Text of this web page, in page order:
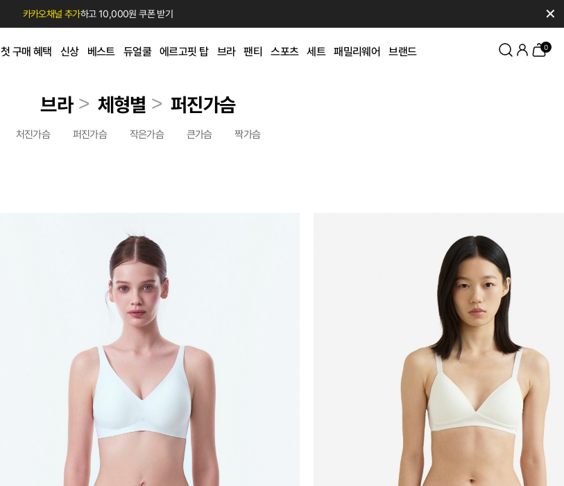
카카오채널 추가하고 10,000원 쿠폰 받기 ✕
첫 구매 혜택 신상 베스트 듀얼쿨 에르고핏 탑 브라 팬티 스포츠 세트 패밀리웨어 브랜드 0
브라 > 체형별 > 퍼진가슴
처진가슴 퍼진가슴 작은가슴 큰가슴 짝가슴